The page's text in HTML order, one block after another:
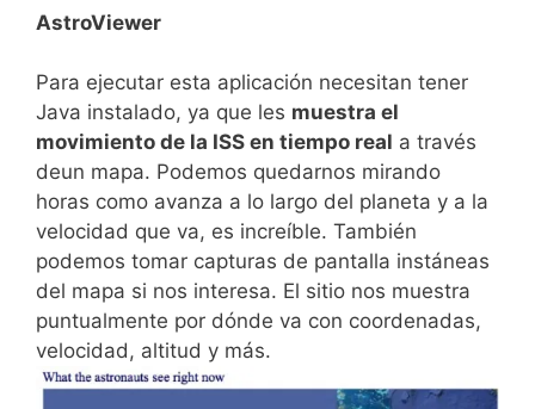
AstroViewer
Para ejecutar esta aplicación necesitan tener
Java instalado, ya que les muestra el
movimiento de la ISS en tiempo real a través
deun mapa. Podemos quedarnos mirando
horas como avanza a lo largo del planeta y a la
velocidad que va, es increíble. También
podemos tomar capturas de pantalla instáneas
del mapa si nos interesa. El sitio nos muestra
puntualmente por dónde va con coordenadas,
velocidad, altitud y más.